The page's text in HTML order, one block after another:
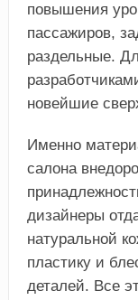
повышения
пассажиров,
раздельные.
новейшие
Именно
салона
дизайнеры
натуральной
пластику и
деталей. Все